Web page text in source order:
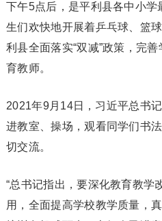
下午5点后，是平利县各中小学
生们欢快地开展着乒乓球、篮
利县全面落实“双减”政策，完
育教师。
2021年9月14日，习近平总书
进教室、操场，观看同学们书
切交流。
“总书记指出，要深化教育教学
用，全面提高学校教学质量，